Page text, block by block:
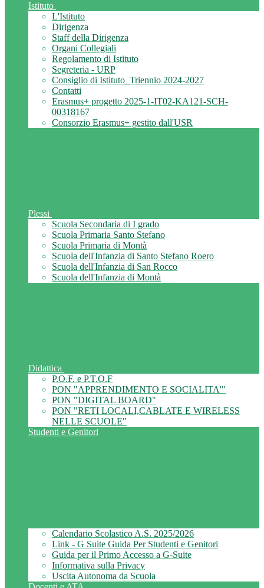
Istituto
L'Istituto
Dirigenza
Staff della Dirigenza
Organi Collegiali
Regolamento di Istituto
Segreteria - URP
Consiglio di Istituto_Triennio 2024-2027
Contatti
Erasmus+ progetto 2025-1-IT02-KA121-SCH-
00318167
Consorzio Erasmus+ gestito dall'USR
Plessi
Scuola Secondaria di I grado
Scuola Primaria Santo Stefano
Scuola Primaria di Montà
Scuola dell'Infanzia di Santo Stefano Roero
Scuola dell'Infanzia di San Rocco
Scuola dell'Infanzia di Montà
Didattica
P.O.F. e P.T.O.F
PON "APPRENDIMENTO E SOCIALITA'"
PON "DIGITAL BOARD"
PON "RETI LOCALI,CABLATE E WIRELESS
NELLE SCUOLE"
Studenti e Genitori
Calendario Scolastico A.S. 2025/2026
Link - G Suite Guida Per Studenti e Genitori
Guida per il Primo Accesso a G-Suite
Informativa sulla Privacy
Uscita Autonoma da Scuola